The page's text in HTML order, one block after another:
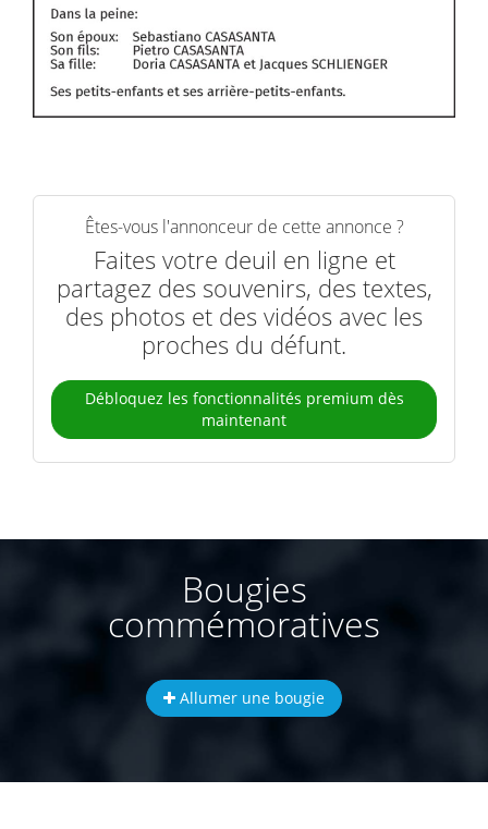
Êtes-vous l'annonceur de cette annonce ?
Faites votre deuil en ligne et
partagez des souvenirs, des textes,
des photos et des vidéos avec les
proches du défunt.
Débloquez les fonctionnalités premium dès
maintenant
Bougies
commémoratives
Allumer une bougie